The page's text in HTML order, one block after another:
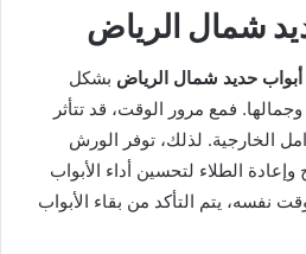
شمال الرياض
أبواب حديد شمال الرياض بشكل
فمع مرور الوقت، قد تتأثر
الخارجية. لذلك، توفر الورش
الطلاء لتحسين أداء الأبواب
نفسه، يتم التأكد من بقاء الأبواب